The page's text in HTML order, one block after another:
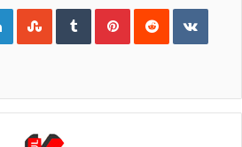
LinkedInStumbleUpon
TumblrPinterestReddit